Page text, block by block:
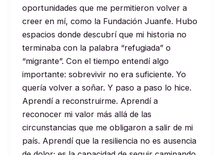
oportunidades que me permitieron volver a
creer en mí, como la Fundación Juanfe. Hubo
espacios donde descubrí que mi historia no
terminaba con la palabra “refugiada” o
“migrante”. Con el tiempo entendí algo
importante: sobrevivir no era suficiente. Yo
quería volver a soñar. Y paso a paso lo hice.
Aprendí a reconstruirme. Aprendí a
reconocer mi valor más allá de las
circunstancias que me obligaron a salir de mi
país. Aprendí que la resiliencia no es ausencia